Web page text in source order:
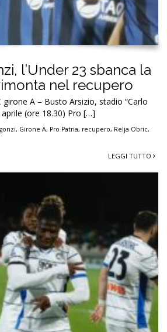
l’Under 23 sbanca la
nel recupero
girone A – Busto Arsizio, stadio “Carlo
(ore 18.30) Pro […]
, Girone A, Pro Patria, recupero, Relja Obric,
LEGGI TUTTO